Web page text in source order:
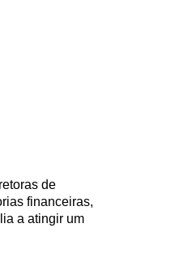
de
financeiras,
a atingir um